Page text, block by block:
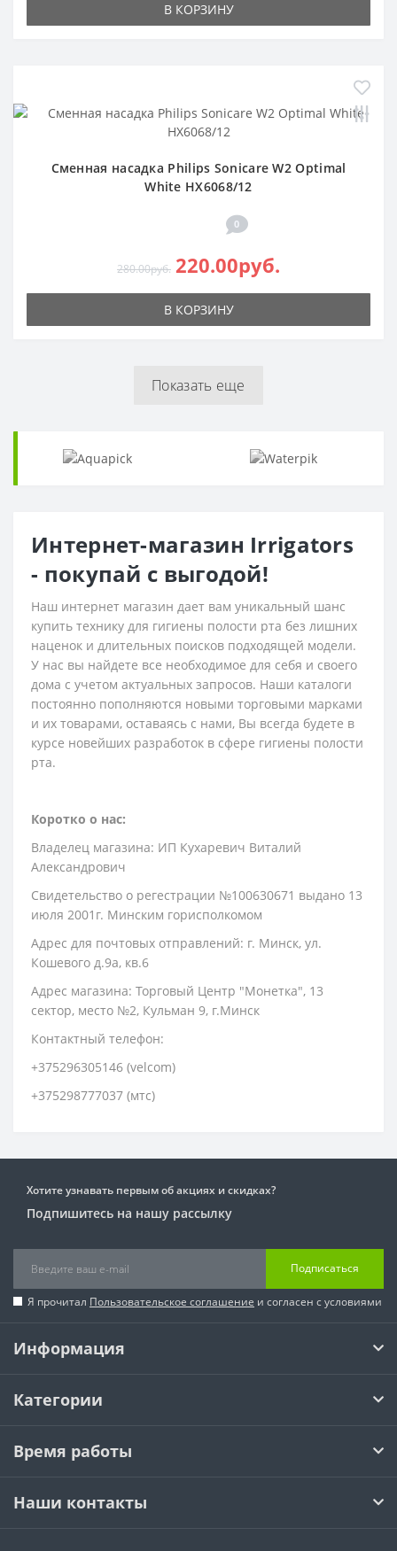
В КОРЗИНУ
Сменная насадка Philips Sonicare W2 Optimal
White HX6068/12
0
280.00руб. 220.00руб.
В КОРЗИНУ
Показать еще
Интернет-магазин Irrigators
- покупай с выгодой!
Наш интернет магазин дает вам уникальный шанс
купить технику для гигиены полости рта без лишних
наценок и длительных поисков подходящей модели.
У нас вы найдете все необходимое для себя и своего
дома с учетом актуальных запросов. Наши каталоги
постоянно пополняются новыми торговыми марками
и их товарами, оставаясь с нами, Вы всегда будете в
курсе новейших разработок в сфере гигиены полости
рта.
Коротко о нас:
Владелец магазина: ИП Кухаревич Виталий
Александрович
Свидетельство о регестрации №100630671 выдано 13
июля 2001г. Минским горисполкомом
Адрес для почтовых отправлений: г. Минск, ул.
Кошевого д.9а, кв.6
Адрес магазина: Торговый Центр "Монетка", 13
сектор, место №2, Кульман 9, г.Минск
Контактный телефон:
+375296305146 (velcom)
+375298777037 (мтс)
Хотите узнавать первым об акциях и скидках?
Подпишитесь на нашу рассылку
Подписаться
Я прочитал Пользовательское соглашение и согласен с условиями
Информация
Категории
Время работы
Наши контакты